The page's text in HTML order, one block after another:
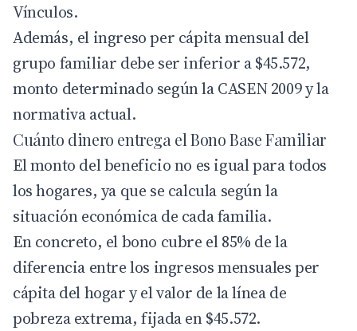
Vínculos.
Además, el ingreso per cápita mensual del
grupo familiar debe ser inferior a $45.572,
monto determinado según la CASEN 2009 y la
normativa actual.
Cuánto dinero entrega el Bono Base Familiar
El monto del beneficio no es igual para todos
los hogares, ya que se calcula según la
situación económica de cada familia.
En concreto, el bono cubre el 85% de la
diferencia entre los ingresos mensuales per
cápita del hogar y el valor de la línea de
pobreza extrema, fijada en $45.572.